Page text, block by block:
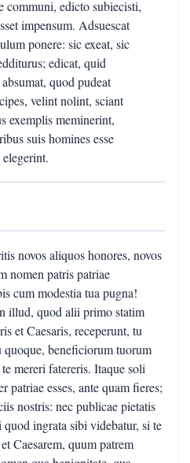
communi, edicto subiecisti,
impensum. Adsuescat
ponere: sic exeat, sic
edicat, quid
quod pudeat
velint nolint, sciant
exemplis meminerint,
suis homines esse
novos aliquos honores, novos
nomen patris patriae
cum modestia tua pugna!
illud, quod alii primo statim
et Caesaris, receperunt, tu
quoque, beneficiorum tuorum
mereri fatereris. Itaque soli
esses, ante quam fieres;
nostris: nec publicae pietatis
ingrata sibi videbatur, si te
Caesarem, quum patrem